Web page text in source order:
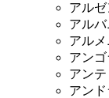
アル
アルバ
アルメ
アンゴ
アン
アンド